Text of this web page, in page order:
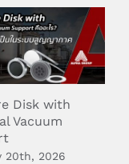
Disk with
Vacuum
20th, 2026